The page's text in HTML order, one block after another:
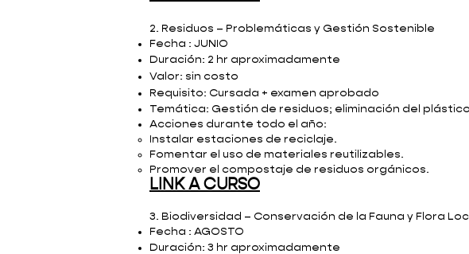
2. Residuos – Problemáticas y Gestión Sostenible
Fecha : JUNIO
Duración: 2 hr aproximadamente
Valor: sin costo
Requisito: Cursada + examen aprobado
Temática: Gestión de residuos; eliminación del
Acciones durante todo el año:
Instalar estaciones de reciclaje.
Fomentar el uso de materiales reutilizables.
Promover el compostaje de residuos orgánicos.
LINK A CURSO
3. Biodiversidad – Conservación de la Fauna y Flora
Fecha : AGOSTO
Duración: 3 hr aproximadamente